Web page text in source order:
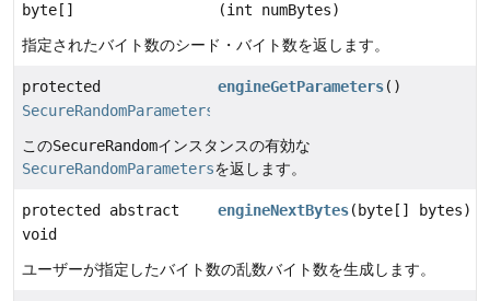
byte[]
(int numBytes)
指定されたバイト数のシード・バイト数を返します。
protected
SecureRandomParameters
engineGetParameters()
このSecureRandomインスタンスの有効な
SecureRandomParametersを返します。
protected abstract
void
engineNextBytes(byte[] bytes)
ユーザーが指定したバイト数の乱数バイト数を生成します。